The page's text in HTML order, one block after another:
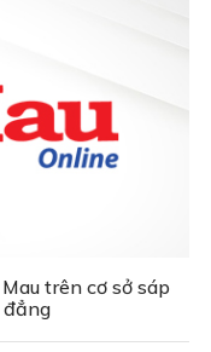
trên cơ sở sáp